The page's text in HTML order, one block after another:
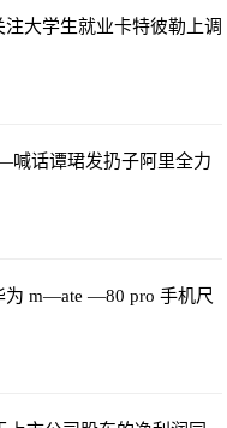
大学生就业卡特彼勒上调
喊话谭珺发扔子阿里全力
为 m—ate —80 pro 手机尺